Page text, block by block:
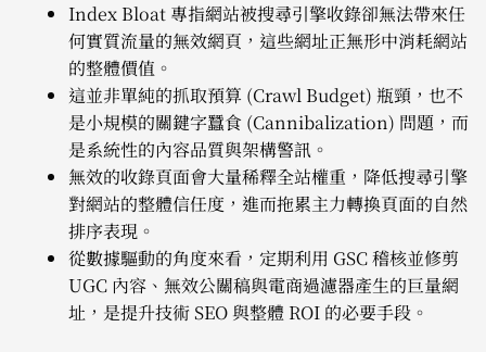
Index Bloat 專指網站被搜尋引擎收錄卻無法帶來任
何實質流量的無效網頁，這些網址正無形中消耗網站
的整體價值。
這並非單純的抓取預算 (Crawl Budget) 瓶頸，也不
是小規模的關鍵字蠶食 (Cannibalization) 問題，而
是系統性的內容品質與架構警訊。
無效的收錄頁面會大量稀釋全站權重，降低搜尋引擎
對網站的整體信任度，進而拖累主力轉換頁面的自然
排序表現。
從數據驅動的角度來看，定期利用 GSC 稽核並修剪
UGC 內容、無效公關稿與電商過濾器產生的巨量網
址，是提升技術 SEO 與整體 ROI 的必要手段。